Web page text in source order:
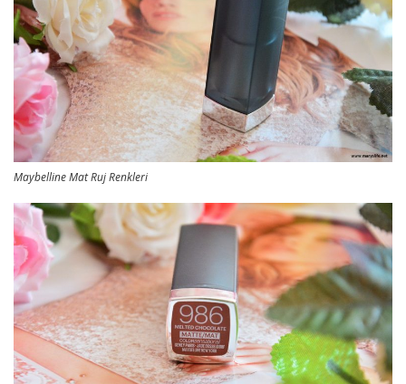
Maybelline Mat Ruj Renkleri